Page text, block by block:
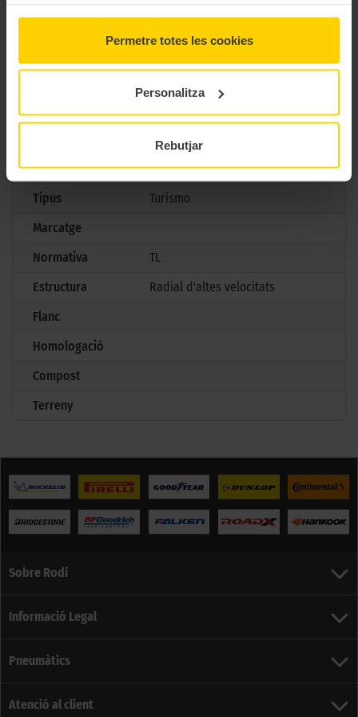
Permetre totes les cookies
Personalitza
Rebutjar
Dunlop
Davanter
Gama
Carretera
Tipus
Turismo
Marcatge
Normativa
TL
Estructura
Radial d'altes velocitats
Flanc
Homologació
Compost
Terreny
Sobre Rodi
Informació Legal
Pneumàtics
Atenció al client